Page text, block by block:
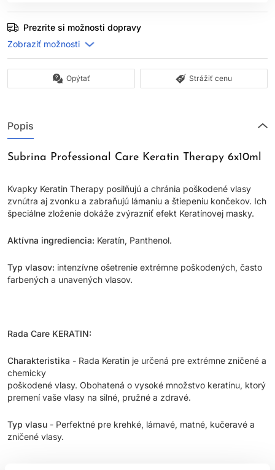
Prezrite si možnosti dopravy
Opýtať Strážiť cenu
Popis
Subrina Professional Care Keratin Therapy 6x10ml
Kvapky Keratin Therapy posilňujú a chránia poškodené vlasy
zvnútra aj zvonku a zabraňujú lámaniu a štiepeniu končekov. Ich
špeciálne zloženie dokáže zvýrazniť efekt Keratínovej masky.
Aktívna ingrediencia: Keratín, Panthenol.
Typ vlasov: intenzívne ošetrenie extrémne poškodených, často
farbených a unavených vlasov.
Rada Care KERATIN:
Charakteristika - Rada Keratin je určená pre extrémne zničené a
chemicky
poškodené vlasy. Obohatená o vysoké množstvo keratínu, ktorý
premení vaše vlasy na silné, pružné a zdravé.
Typ vlasu - Perfektné pre krehké, lámavé, matné, kučeravé a
zničené vlasy.